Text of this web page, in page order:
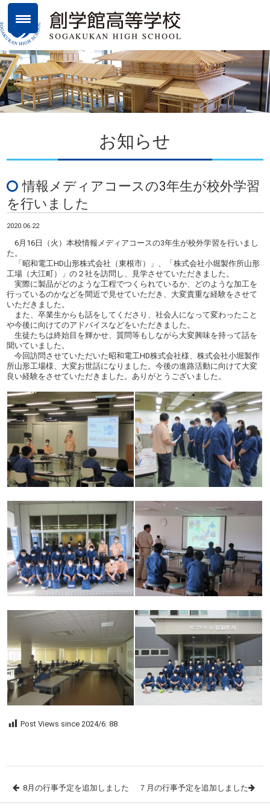
お知らせ
情報メディアコースの3年生が校外学習
を行いました
2020.06.22
6月16日（火）本校情報メディアコースの3年生が校外学習を行いまし
た。
「昭和電工HD山形株式会社（東根市）」、「株式会社小堀製作所山形
工場（大江町）」の２社を訪問し、見学させていただきました。
実際に製品がどのような工程でつくられているか、どのような加工を
行っているのかなどを間近で見せていただき、大変貴重な経験をさせて
いただきました。
また、卒業生からも話をしてくださり、社会人になって変わったこと
や今後に向けてのアドバイスなどをいただきました。
生徒たちは終始目を輝かせ、質問等もしながら大変興味を持って話を
聞いていました。
今回訪問させていただいた昭和電工HD株式会社様、株式会社小堀製作
所山形工場様、大変お世話になりました。今後の進路活動に向けて大変
良い経験をさせていただきました。ありがとうございました。
Post Views since 2024/6: 88
8月の行事予定を追加しました ７月の行事予定を追加しました